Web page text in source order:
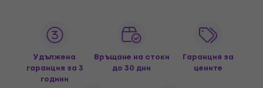
Удължена
гаранция за 3
години
Връщане на стоки
до 30 дни
Гаранция за
цените